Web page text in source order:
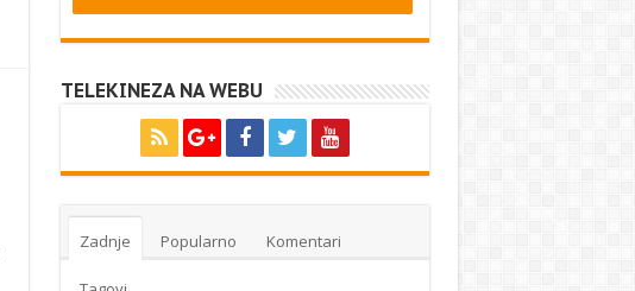
TELEKINEZA NA WEBU
Zadnje Popularno Komentari